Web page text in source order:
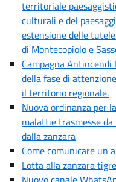
territoriale
culturali e del
estensione delle
di Montecopiolo e
Campagna Antincendi
della fase di
il territorio regionale.
Nuova ordinanza per
malattie trasmesse
dalla zanzara
Come comunicare un
Lotta alla zanzara tigre